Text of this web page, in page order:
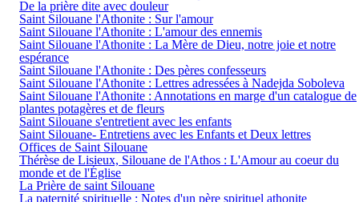
De la prière dite avec douleur
Saint Silouane l'Athonite : Sur l'amour
Saint Silouane l'Athonite : L'amour des ennemis
Saint Silouane l'Athonite : La Mère de Dieu, notre joie et notre
espérance
Saint Silouane l'Athonite : Des pères confesseurs
Saint Silouane l'Athonite : Lettres adressées à Nadejda Soboleva
Saint Silouane l'Athonite : Annotations en marge d'un catalogue de
plantes potagères et de fleurs
Saint Silouane s'entretient avec les enfants
Saint Silouane- Entretiens avec les Enfants et Deux lettres
Offices de Saint Silouane
Thérèse de Lisieux, Silouane de l'Athos : L'Amour au coeur du
monde et de l'Église
La Prière de saint Silouane
La paternité spirituelle : Notes d'un père spirituel athonite